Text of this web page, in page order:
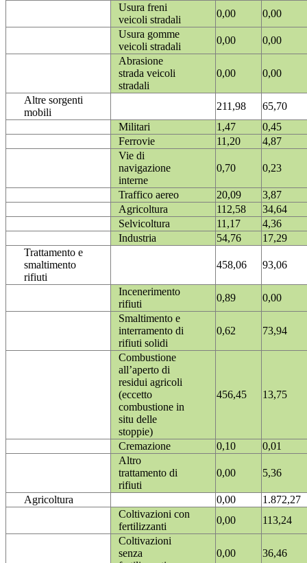
Usura freni
veicoli stradali
0,00
0,00
Usura gomme
veicoli stradali
0,00
0,00
Abrasione
strada veicoli
stradali
0,00 0,00
Altre sorgenti
mobili
211,98
65,70
Militari
1,47
0,45
Ferrovie
11,20
4,87
Vie di
navigazione
interne
0,70 0,23
Traffico aereo 20,09
3,87
Agricoltura
112,58
34,64
Selvicoltura
11,17
4,36
Industria
54,76
17,29
Trattamento e
smaltimento
rifiuti
458,06 93,06
Incenerimento
rifiuti
0,89
0,00
Smaltimento e
interramento di
rifiuti solidi
0,62 73,94
Combustione
all’aperto di
residui agricoli
(eccetto
combustione in
situ delle
stoppie)
456,45 13,75
Cremazione 0,10
0,01
Altro
trattamento di
rifiuti
0,00 5,36
Agricoltura 0,00
1.872,27
Coltivazioni con
fertilizzanti
0,00
113,24
Coltivazioni
senza
0,00 36,46